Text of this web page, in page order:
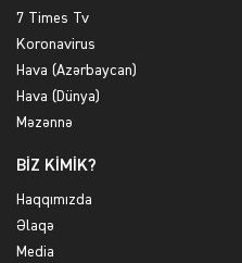
7 Times Tv
Koronavirus
Hava (Azərbaycan)
Hava (Dünya)
Məzənnə
BİZ KİMİK?
Haqqımızda
Əlaqə
Media